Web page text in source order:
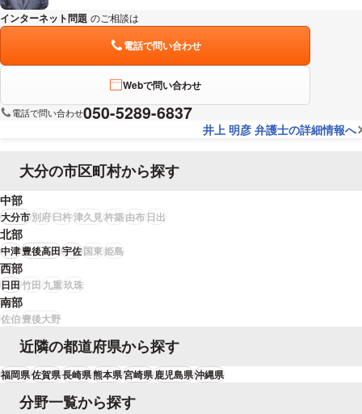
インターネット問題 のご相談は
電話で問い合わせ
Webで問い合わせ
電話で問い合わせ050-5289-6837
井上 明彦 弁護士の詳細情報へ
大分の市区町村から探す
中部
大分市別府臼杵津久見杵築由布 日出
北部
中津豊後高田宇佐国東姫島
西部
日田竹田 九重玖珠
南部
佐伯豊後大野
近隣の都道府県から探す
福岡県佐賀県長崎県熊本県宮崎県鹿児島県沖縄県
分野一覧から探す